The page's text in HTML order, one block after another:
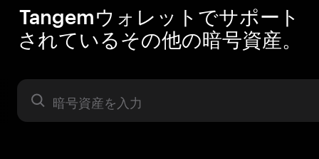
Tangemウォレットでサポート
されているその他の暗号資産。
暗号資産